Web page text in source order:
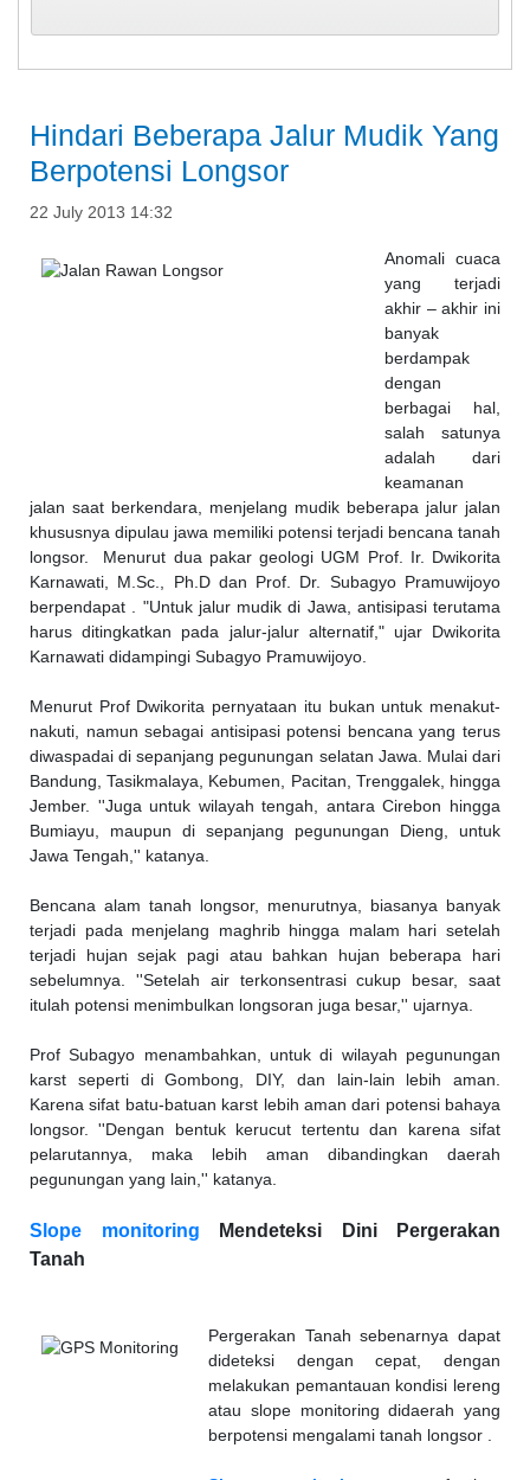
Hindari Beberapa Jalur Mudik Yang
Berpotensi Longsor
22 July 2013 14:32
Anomali cuaca
yang terjadi
akhir – akhir ini
banyak
berdampak
dengan
berbagai hal,
salah satunya
adalah dari
keamanan
jalan saat berkendara, menjelang mudik beberapa jalur jalan
khususnya dipulau jawa memiliki potensi terjadi bencana tanah
longsor. Menurut dua pakar geologi UGM Prof. Ir. Dwikorita
Karnawati, M.Sc., Ph.D dan Prof. Dr. Subagyo Pramuwijoyo
berpendapat . "Untuk jalur mudik di Jawa, antisipasi terutama
harus ditingkatkan pada jalur-jalur alternatif," ujar Dwikorita
Karnawati didampingi Subagyo Pramuwijoyo.
Menurut Prof Dwikorita pernyataan itu bukan untuk menakut-
nakuti, namun sebagai antisipasi potensi bencana yang terus
diwaspadai di sepanjang pegunungan selatan Jawa. Mulai dari
Bandung, Tasikmalaya, Kebumen, Pacitan, Trenggalek, hingga
Jember. ''Juga untuk wilayah tengah, antara Cirebon hingga
Bumiayu, maupun di sepanjang pegunungan Dieng, untuk
Jawa Tengah,'' katanya.
Bencana alam tanah longsor, menurutnya, biasanya banyak
terjadi pada menjelang maghrib hingga malam hari setelah
terjadi hujan sejak pagi atau bahkan hujan beberapa hari
sebelumnya. ''Setelah air terkonsentrasi cukup besar, saat
itulah potensi menimbulkan longsoran juga besar,'' ujarnya.
Prof Subagyo menambahkan, untuk di wilayah pegunungan
karst seperti di Gombong, DIY, dan lain-lain lebih aman.
Karena sifat batu-batuan karst lebih aman dari potensi bahaya
longsor. ''Dengan bentuk kerucut tertentu dan karena sifat
pelarutannya, maka lebih aman dibandingkan daerah
pegunungan yang lain,'' katanya.
Slope monitoring Mendeteksi Dini Pergerakan
Tanah
Pergerakan Tanah sebenarnya dapat
dideteksi dengan cepat, dengan
melakukan pemantauan kondisi lereng
atau slope monitoring didaerah yang
berpotensi mengalami tanah longsor .